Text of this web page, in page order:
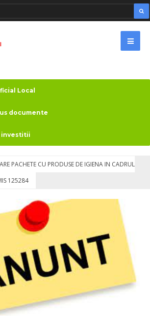
Local
documente
investitii
PACHETE CU PRODUSE DE IGIENA IN CADRUL
125284